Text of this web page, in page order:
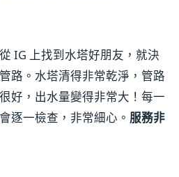
IG 上找到水塔好朋友，就決
路。水塔清得非常乾淨，管路
好，出水量變得非常大！每一
逐一檢查，非常細心。 服務非